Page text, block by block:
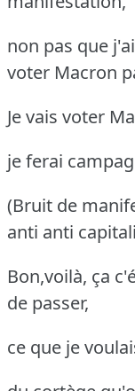
non pas que
voter Macron
Je vais voter
je ferai
(Bruit de
anti anti
Bon,voilà, ça
de passer,
ce que je